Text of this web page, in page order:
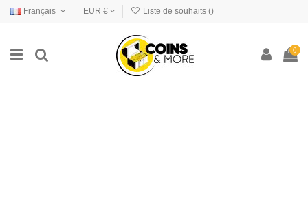
Français EUR € Liste de souhaits ()
0